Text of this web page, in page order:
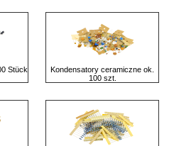
Stück
Kondensatory ceramiczne ok.
100 szt.